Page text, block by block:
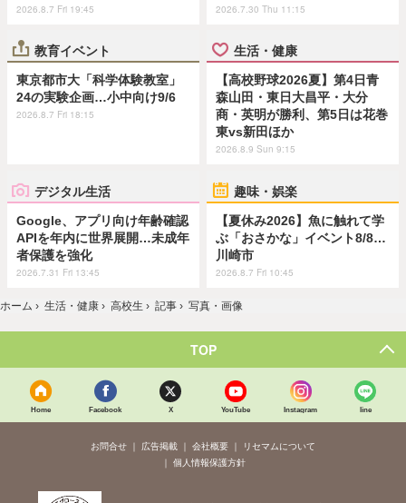
2026.8.7 Fri 19:45 2026.7.30 Thu 11:15
教育イベント
東京都市大「科学体験教室」
24の実験企画…小中向け9/6
2026.8.7 Fri 18:15
生活・健康
【高校野球2026夏】第4日青
森山田・東日大昌平・大分
商・英明が勝利、第5日は花巻
東vs新田ほか
2026.8.9 Sun 9:15
デジタル生活
Google、アプリ向け年齢確認
APIを年内に世界展開…未成年
者保護を強化
2026.7.31 Fri 13:45
趣味・娯楽
【夏休み2026】魚に触れて学
ぶ「おさかな」イベント8/8…
川崎市
2026.8.7 Fri 10:45
ホーム › 生活・健康 › 高校生 › 記事 › 写真・画像
TOP
Home Facebook X YouTube Instagram line
お問合せ 広告掲載 会社概要
リセマムについて
個人情報保護方針